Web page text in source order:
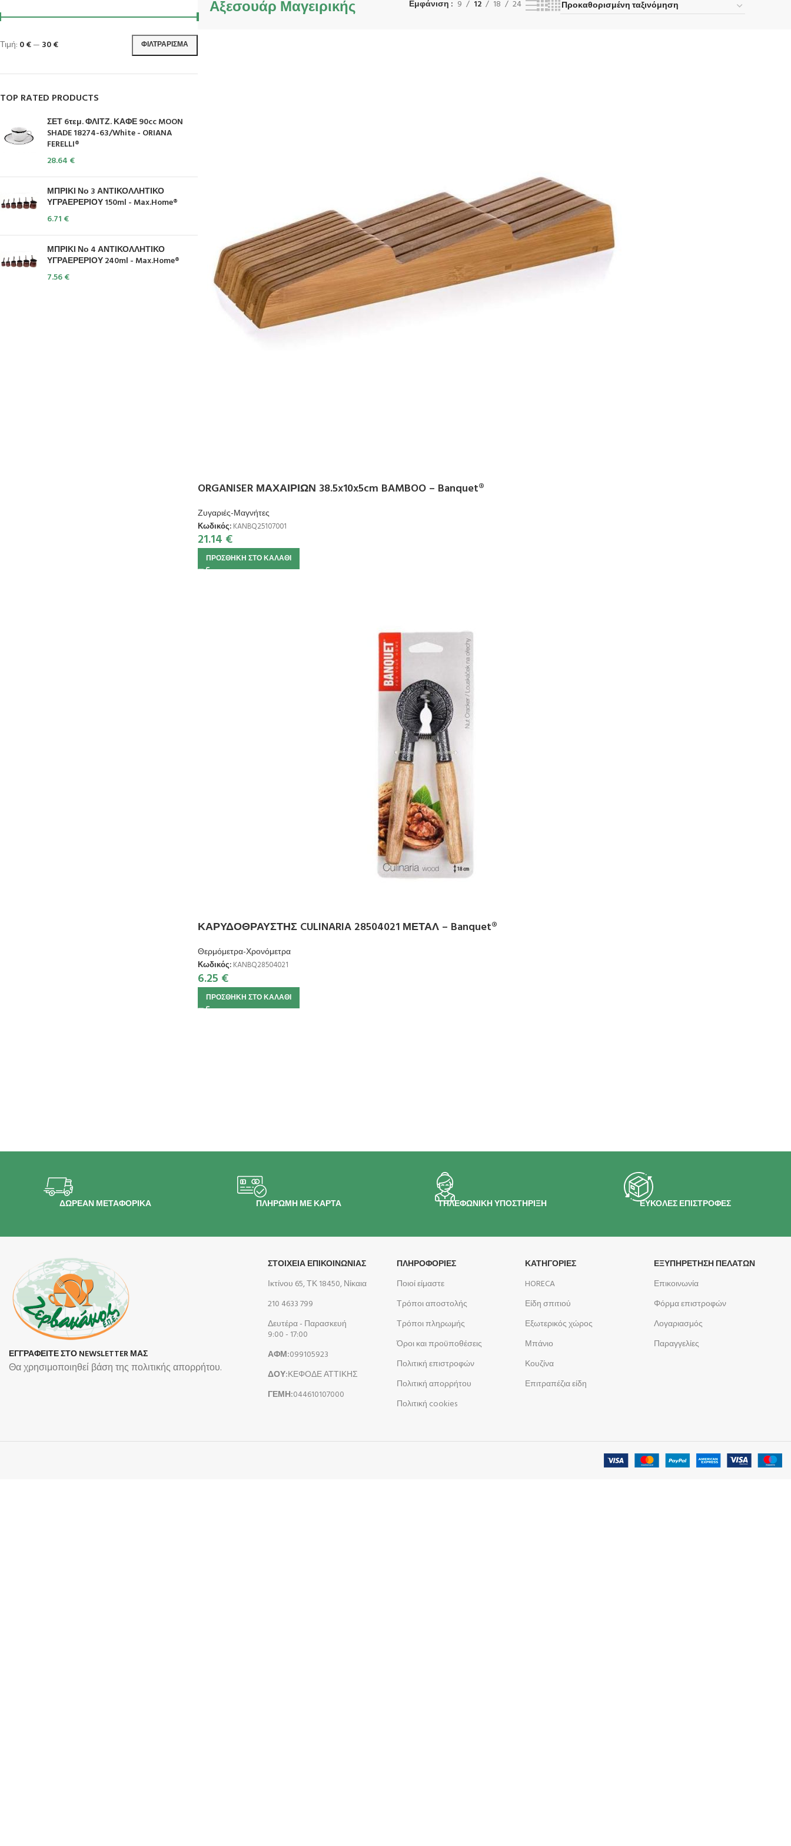
ΦΙΛΤΡΆΡΙΣΜΑ
Τιμή: 0 €— 30 €
TOP RATED PRODUCTS
ΣΕΤ 6τεμ. ΦΛΙΤΖ. ΚΑΦΕ 90cc MOON
SHADE 18274-63/White - ORIANA
FERELLI®
28.64 €
ΜΠΡΙΚΙ Νο 3 ΑΝΤΙΚΟΛΛΗΤΙΚΟ
ΥΓΡΑΕΡΕΡΙΟΥ 150ml - Max.Home®
6.71 €
ΜΠΡΙΚΙ Νο 4 ΑΝΤΙΚΟΛΛΗΤΙΚΟ
ΥΓΡΑΕΡΕΡΙΟΥ 240ml - Max.Home®
7.56€
Αξεσουάρ Μαγειρικής Εμφάνιση 9 12 18 24
ORGANISER ΜΑΧΑΙΡΙΩΝ 38.5x10x5cm BAMBOO – Banquet®
Ζυγαριές-Μαγνήτες
Κωδικός: KANBQ25107001
21.14 €
ΠΡΟΣΘΉΚΗ ΣΤΟ ΚΑΛΆΘΙ
ΚΑΡΥΔΟΘΡΑΥΣΤΗΣ CULINARIA 28504021 ΜΕΤΑΛ – Banquet®
Θερμόμετρα-Χρονόμετρα
Κωδικός: KANBQ28504021
6.25 €
ΠΡΟΣΘΉΚΗ ΣΤΟ ΚΑΛΆΘΙ
ΔΩΡΕΑΝ ΜΕΤΑΦΟΡΙΚΑ ΠΛΗΡΩΜΗ ΜΕ ΚΑΡΤΑ ΤΗΛΕΦΩΝΙΚΗ ΥΠΟΣΤΗΡΙΞΗ ΕΥΚΟΛΕΣ ΕΠΙΣΤΡΟΦΕΣ
ΕΓΓΡΑΦΕΙΤΕ ΣΤΟ NEWSLETTER ΜΑΣ
Θα χρησιμοποιηθεί βάση της πολιτικής απορρήτου.
ΣΤΟΙΧΕΙΑ ΕΠΙΚΟΙΝΩΝΙΑΣ
Ικτίνου 65, ΤΚ 18450, Νίκαια
210 4633 799
Δευτέρα - Παρασκευή
9:00 - 17:00
ΑΦΜ:099105923
ΔΟΥ:ΚΕΦΟΔΕ ΑΤΤΙΚΗΣ
ΓΕΜΗ:044610107000
ΠΛΗΡΟΦΟΡΊΕΣ
Ποιοί είμαστε
Τρόποι αποστολής
Τρόποι πληρωμής
Όροι και προϋποθέσεις
Πολιτική επιστροφών
Πολιτική απορρήτου
Πολιτική cookies
ΚΑΤΗΓΟΡΙΕΣ
HORECA
Είδη σπιτιού
Εξωτερικός χώρος
Μπάνιο
Κουζίνα
Επιτραπέζια είδη
ΕΞΥΠΗΡΕΤΗΣΗ ΠΕΛΑΤΩΝ
Επικοινωνία
Φόρμα επιστροφών
Λογαριασμός
Παραγγελίες